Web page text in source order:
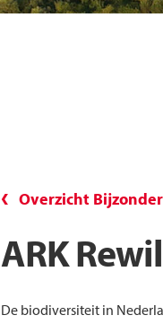
Overzicht
ARK
De biodiversiteit in